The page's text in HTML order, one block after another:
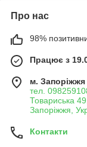
Про нас
98%
Працює з
м. Запоріжжя
тел.
Товариська
Запоріжжя,
Контакти